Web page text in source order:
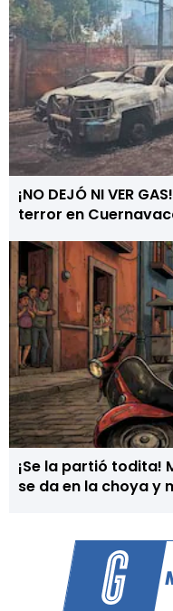
¡NO DEJÓ NI VER
terror en
¡Se la partió todita!
se da en la choya y